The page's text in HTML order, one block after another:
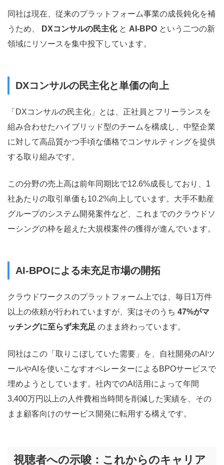
同社は現在、従来のプラットフォーム事業の成長鈍化を補
うため、
DXコンサルの民主化と AI-BPO という二つの新
領域にリソースを集中投下しています。
DXコンサルの民主化と単価の向上
「DXコンサルの民主化」とは、正社員とフリーランスを
組み合わせたハイブリッド型のチームを構成し、中堅企業
に対して高品質かつ手頃な価格でコンサルティングを提供
する取り組みです。
この分野の売上高は前年同期比で12.6%成長しており、1
社あたりの取引単価も10.2%向上しています。大手不動産
グループのシステム開発案件など、これまでのクラウドソ
ーシングの枠を超えた大規模案件の獲得が進んでいます。
AI-BPOによる未充足市場の開拓
クラウドワークスのプラットフォーム上では、毎日1万件
以上の依頼が行われていますが、実はそのうち 47%がマ
ッチングに至らず未充足 のまま終わっています。
同社はこの「取りこぼしていた需要」を、自社開発のAIツ
ールやAIを使いこなすオペレーターによるBPOサービスで
埋めようとしています。社内でのAI活用によって年間
3,400万円以上の人件費相当時間を削減した実績を、その
まま顧客向けのサービス開発に転用する構えです。
視聴者への示唆：これからのキャリア